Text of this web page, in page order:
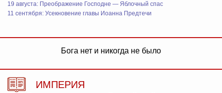
19 августа: Преображение Господне — Яблочный спас
11 сентября: Усекновение главы Иоанна Предтечи
Бога нет и никогда не было
ИМПЕРИЯ